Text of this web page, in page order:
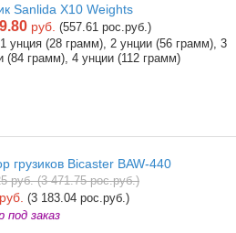
Sanlida X10 Weights
руб. (557.61 рос.руб.)
унция (28 грамм), 2 унции (56 грамм), 3
(84 грамм), 4 унции (112 грамм)
грузиков Bicaster BAW-440
руб. (3 471.75 рос.руб.)
руб. (3 183.04 рос.руб.)
под заказ